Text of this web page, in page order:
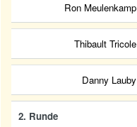
Ron Meulenkamp
Thibault Tricole
Danny Lauby
2. Runde